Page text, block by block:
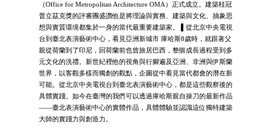
（Office for Metropolitan Architecture OMA）正式成立。建築桂冠
普立茲克獎的評審團盛讚他是將理論與實務、建築與文化、抽象思
想與實質環境都集於一身的當代最重要建築家。 ▌從北京中央電視
台到臺北表演藝術中心，看見亞洲新城市 庫哈斯8歲時，就跟著父
親從荷蘭到了印尼，回荷蘭前也曾旅居巴西，整個成長過程受到多
元文化的洗禮。新世紀裡他的視角與行腳遍及亞洲、非洲與伊斯蘭
世界，以客觀多樣而獨創的觀點，企圖從中看見當代都會的潛在新
可能。從北京中央電視台到臺北表演藝術中心，都是這些觀察後的
具體實踐。如今在臺灣的我們可以透過庫哈斯親自操刀的最新作品
――臺北表演藝術中心的實體作品，具體體驗並認識這位獨特建築
大師的實踐力與創造力。